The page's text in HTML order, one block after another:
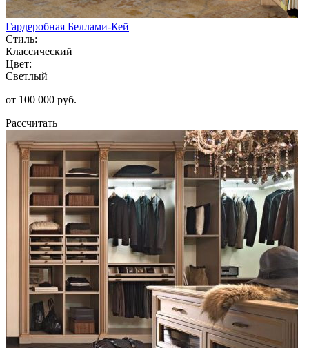
Гардеробная Беллами-Кей
Стиль:
Классический
Цвет:
Светлый
от 100 000 руб.
Рассчитать